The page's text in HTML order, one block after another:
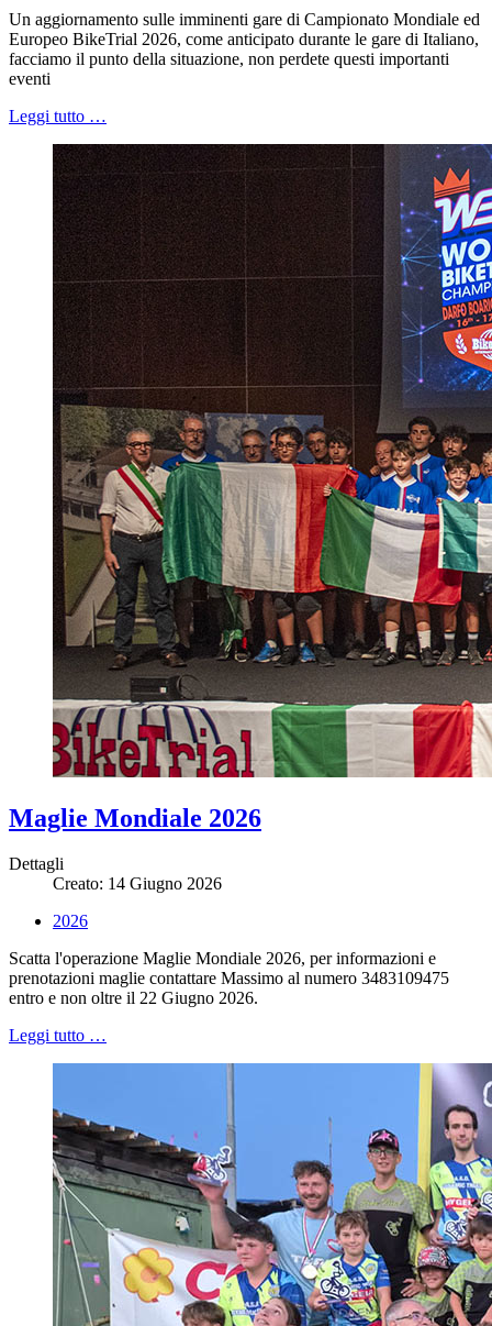
Un aggiornamento sulle imminenti gare di Campionato Mondiale ed
Europeo BikeTrial 2026, come anticipato durante le gare di Italiano,
facciamo il punto della situazione, non perdete questi importanti
eventi
Leggi tutto …
Maglie Mondiale 2026
Dettagli
Creato: 14 Giugno 2026
2026
Scatta l'operazione Maglie Mondiale 2026, per informazioni e
prenotazioni maglie contattare Massimo al numero 3483109475
entro e non oltre il 22 Giugno 2026.
Leggi tutto …